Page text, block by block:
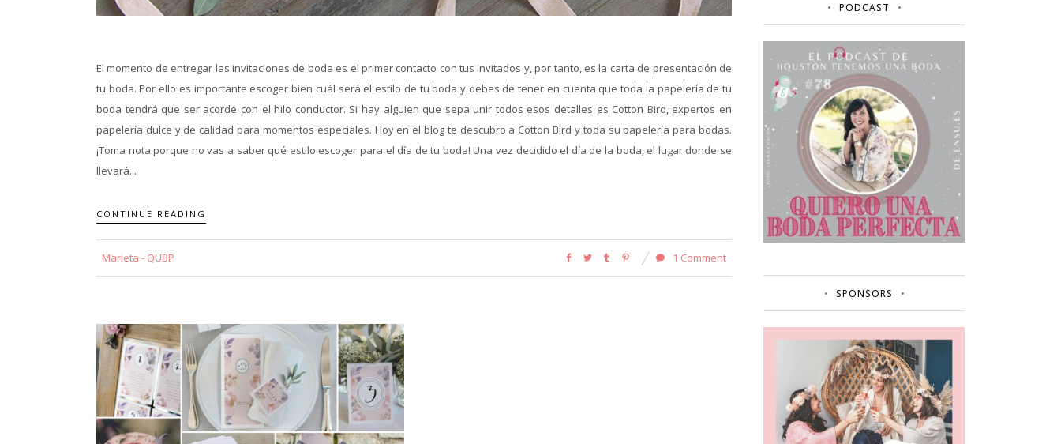
El momento de entregar las invitaciones de boda es el primer contacto con tus invitados y, por tanto, es la carta de presentación de
tu boda. Por ello es importante escoger bien cuál será el estilo de tu boda y debes de tener en cuenta que toda la papelería de tu
boda tendrá que ser acorde con el hilo conductor. Si hay alguien que sepa unir todos esos detalles es Cotton Bird, expertos en
papelería dulce y de calidad para momentos especiales. Hoy en el blog te descubro a Cotton Bird y toda su papelería para bodas.
¡Toma nota porque no vas a saber qué estilo escoger para el día de tu boda! Una vez decidido el día de la boda, el lugar donde se
llevará...
CONTINUE READING
Marieta - QUBP 1 Comment
PODCAST
SPONSORS